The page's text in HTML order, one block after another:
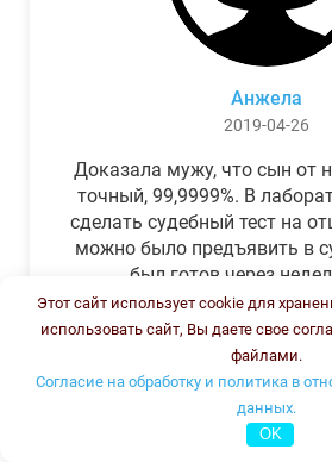
Анжела
2019-04-26
Доказала мужу, что сын от
точный, 99,9999%. В
сделать судебный тест на
можно было предъявить в
был готов через
обещали.Теперь муж бегает
Этот сайт использует cookie для
использовать сайт, Вы даете свое
файлами.
Согласие на обработку и политика в
данных.
OK